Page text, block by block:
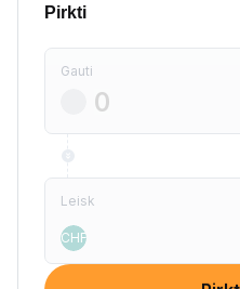
Pirkti
Gauti
Leisk
CHF